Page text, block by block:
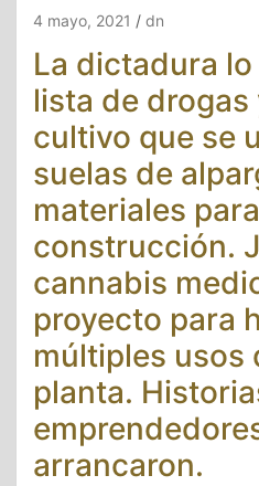
4 mayo, 2021 dn
La dictadura
lista de drogas
cultivo que se
suelas de
materiales
construcción.
cannabis
proyecto para
múltiples usos
planta.
arrancaron.